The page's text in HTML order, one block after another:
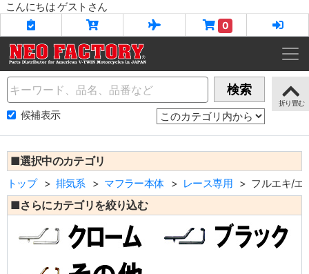
こんにちは ゲストさん
0
Name 検索
候補表示
■選択中のカテゴリ
トップ 排気系 マフラー本体 レース専用 フルエキ/エ
■さらにカテゴリを絞り込む